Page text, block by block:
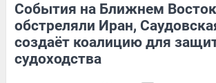
События на Ближнем
обстреляли Иран,
создаёт коалицию для
судоходства